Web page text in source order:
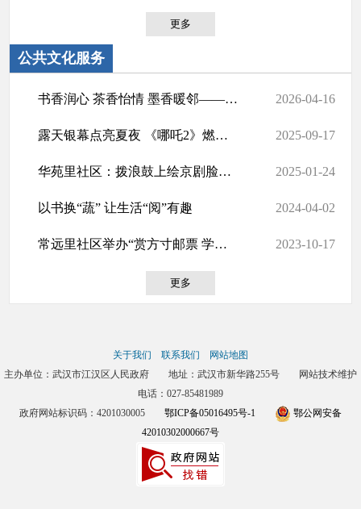
更多
公共文化服务
书香润心 茶香怡情 墨香暖邻——江汉区盛世社区老年大学2026年春季学期暖心开班 2026-04-16
露天银幕点亮夏夜 《哪吒2》燃爆现场 2025-09-17
华苑里社区：拨浪鼓上绘京剧脸谱活动 2025-01-24
以书换“蔬” 让生活“阅”有趣 2024-04-02
常远里社区举办“赏方寸邮票 学红色文化”主题邮票展 2023-10-17
更多
关于我们 联系我们
网站地图
主办单位：武汉市江汉区人民政府 地址：武汉市新华路255号 网站技术维护
电话：027-85481989
政府网站标识码：4201030005 鄂ICP备05016495号-1
鄂公网安备
42010302000667号